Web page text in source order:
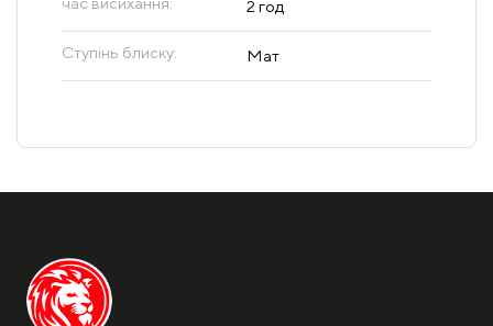
2 год
Ступінь блиску: Мат